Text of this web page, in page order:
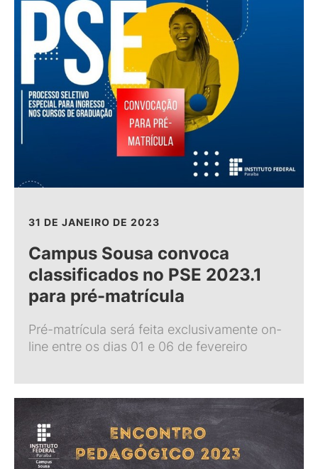
31 DE JANEIRO DE 2023
Campus Sousa convoca
classificados no PSE 2023.1
para pré-matrícula
Pré-matrícula será feita exclusivamente on-
line entre os dias 01 e 06 de fevereiro